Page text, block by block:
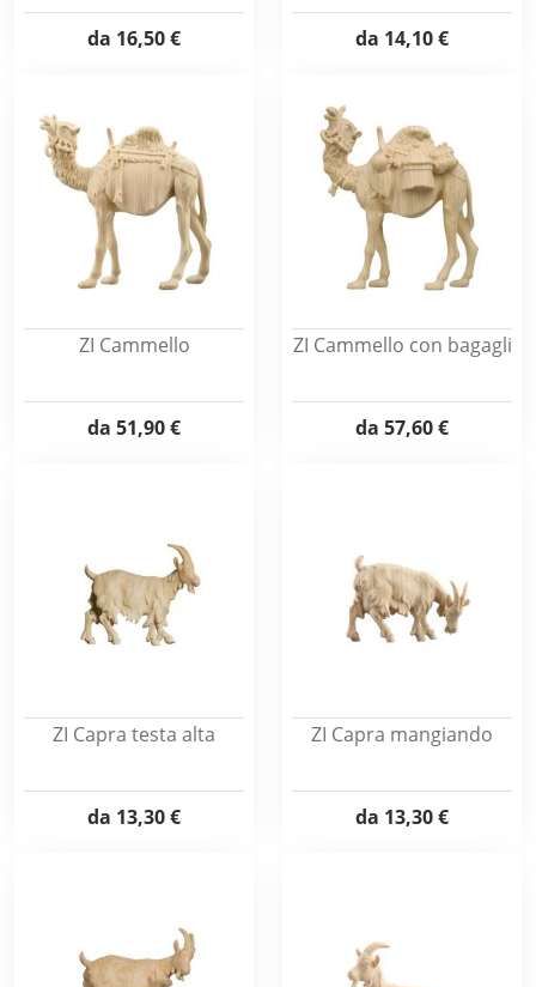
da 16,50 € da 14,10 €
ZI Cammello
da 51,90 €
ZI Cammello con bagagli
da 57,60 €
ZI Capra testa alta
da 13,30 €
ZI Capra mangiando
da 13,30 €